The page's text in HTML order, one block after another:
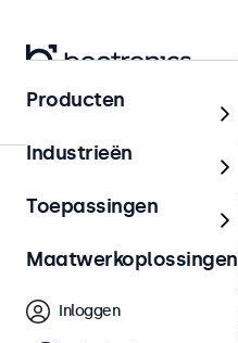
Home
Producten
Industrieën
Toepassingen
Maatwerkoplossingen
Inloggen